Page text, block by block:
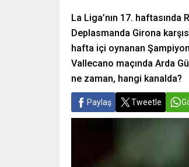
La Liga’nın 17.
Deplasmanda Girona
hafta içi oynanan
Vallecano maçında Arda
ne zaman, hangi kanalda?
Paylaş Tweetle